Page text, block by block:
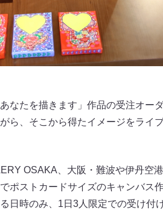
なたを描きます」作品の受注オー
ら、そこから得たイメージをライ
OSAKA、大阪・難波や伊丹空
ポストカードサイズのキャンバス
日時のみ、1日3人限定での受け付け